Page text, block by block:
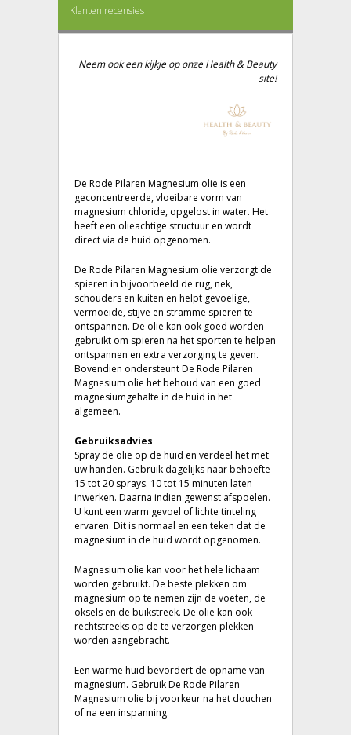
Klanten recensies
Neem ook een kijkje op onze Health & Beauty
site!
De Rode Pilaren Magnesium olie is een
geconcentreerde, vloeibare vorm van
magnesium chloride, opgelost in water. Het
heeft een olieachtige structuur en wordt
direct via de huid opgenomen.
De Rode Pilaren Magnesium olie verzorgt de
spieren in bijvoorbeeld de rug, nek,
schouders en kuiten en helpt gevoelige,
vermoeide, stijve en stramme spieren te
ontspannen. De olie kan ook goed worden
gebruikt om spieren na het sporten te helpen
ontspannen en extra verzorging te geven.
Bovendien ondersteunt De Rode Pilaren
Magnesium olie het behoud van een goed
magnesiumgehalte in de huid in het
algemeen.
Gebruiksadvies
Spray de olie op de huid en verdeel het met
uw handen. Gebruik dagelijks naar behoefte
15 tot 20 sprays. 10 tot 15 minuten laten
inwerken. Daarna indien gewenst afspoelen.
U kunt een warm gevoel of lichte tinteling
ervaren. Dit is normaal en een teken dat de
magnesium in de huid wordt opgenomen.
Magnesium olie kan voor het hele lichaam
worden gebruikt. De beste plekken om
magnesium op te nemen zijn de voeten, de
oksels en de buikstreek. De olie kan ook
rechtstreeks op de te verzorgen plekken
worden aangebracht.
Een warme huid bevordert de opname van
magnesium. Gebruik De Rode Pilaren
Magnesium olie bij voorkeur na het douchen
of na een inspanning.